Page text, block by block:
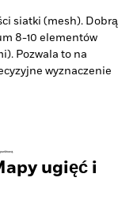
siatki (mesh). Dobrą
8-10 elementów
Pozwala to na
wyznaczenie
ugięć i